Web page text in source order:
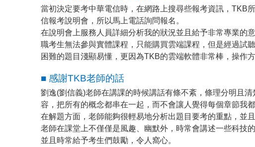
當初決定要考中華電信時，在網路上搜尋些報考資訊，TKB
信報考說明會，所以馬上電話詢問報名。
在說明會上服務人員詳細分析我的狀況並且給予非常專業的
職考生無法參與實體課程，只能購買雲端課程，但是經過試
困難的題目淺顯易懂，更因為TKB的雲端軟體非常棒，操作
■ 感謝TKB老師的話
劉逸(劉信義)老師在講課的時候講話有條不紊，條理分明且
容，把所有的概念都串在一起，而不會讓人覺得每個章節我
在解題方面，老師能夠很輕易地分析出題目要考的重點，並
老師在課堂上不僅僅是風趣、幽默外，時常會講述一些科技
並且時常給予考生們鼓勵，令人窩心。